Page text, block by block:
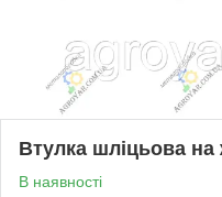
Втулка шліцьова на
В наявності